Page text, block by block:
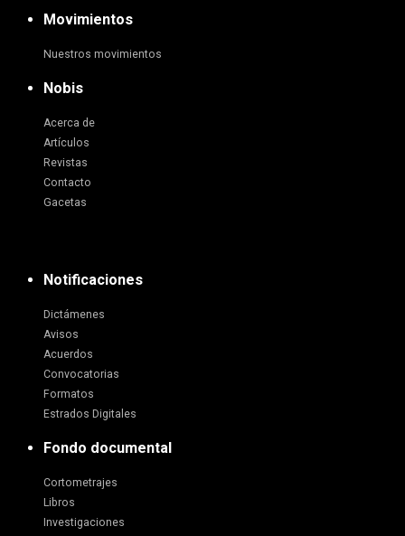
Movimientos
Nuestros movimientos
Nobis
Acerca de
Artículos
Revistas
Contacto
Gacetas
Notificaciones
Dictámenes
Avisos
Acuerdos
Convocatorias
Formatos
Estrados Digitales
Fondo documental
Cortometrajes
Libros
Investigaciones